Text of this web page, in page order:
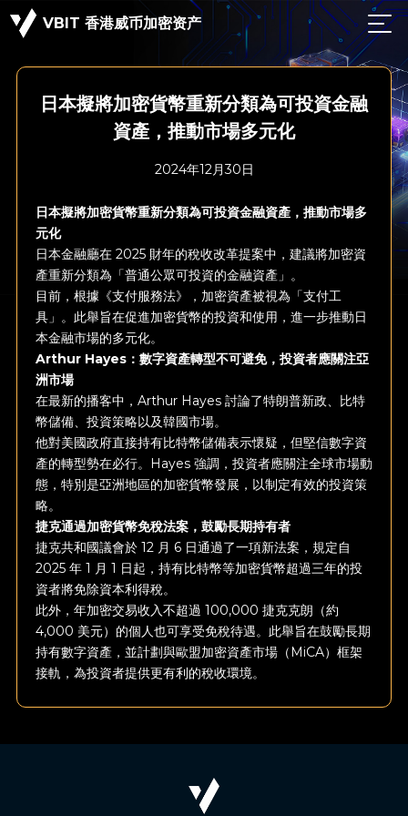
VBIT 香港威币加密资产
日本擬將加密貨幣重新分類為可投資金融
資產，推動市場多元化
2024年12月30日
日本擬將加密貨幣重新分類為可投資金融資產，推動市場多
元化
日本金融廳在 2025 財年的稅收改革提案中，建議將加密資
產重新分類為「普通公眾可投資的金融資產」。
目前，根據《支付服務法》，加密資產被視為「支付工
具」。此舉旨在促進加密貨幣的投資和使用，進一步推動日
本金融市場的多元化。
Arthur Hayes：數字資產轉型不可避免，投資者應關注亞
洲市場
在最新的播客中，Arthur Hayes 討論了特朗普新政、比特
幣儲備、投資策略以及韓國市場。
他對美國政府直接持有比特幣儲備表示懷疑，但堅信數字資
產的轉型勢在必行。Hayes 強調，投資者應關注全球市場動
態，特別是亞洲地區的加密貨幣發展，以制定有效的投資策
略。
捷克通過加密貨幣免稅法案，鼓勵長期持有者
捷克共和國議會於 12 月 6 日通過了一項新法案，規定自
2025 年 1 月 1 日起，持有比特幣等加密貨幣超過三年的投
資者將免除資本利得稅。
此外，年加密交易收入不超過 100,000 捷克克朗（約
4,000 美元）的個人也可享受免稅待遇。此舉旨在鼓勵長期
持有數字資產，並計劃與歐盟加密資產市場（MiCA）框架
接軌，為投資者提供更有利的稅收環境。